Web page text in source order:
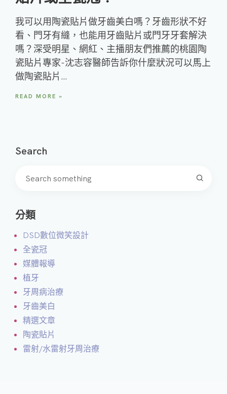
我可以用陶瓷貼片做牙齒美白嗎？牙齒形狀不好
看、門牙有縫，也能用牙齒貼片或門牙牙套解決
嗎？深受明星、網紅、主播朋友們推薦的桃園陶
瓷貼片專家-沈志容醫師告訴你什麼狀況可以馬上
做陶瓷貼片…
READ MORE »
Search
分類
DSD數位微笑設計
全瓷冠
媒體報導
植牙
牙周病治療
牙齒美白
精選文章
陶瓷貼片
雷射/水雷射牙周治療